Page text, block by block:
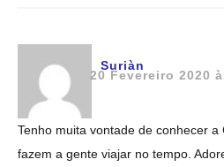
Suriàn
20 Fevereiro 2020
Tenho muita vontade de conhecer a
fazem a gente viajar no tempo.